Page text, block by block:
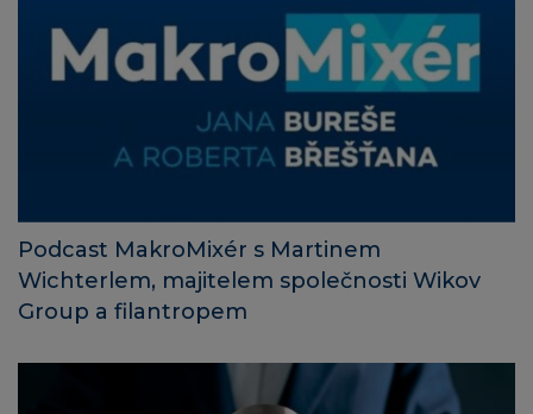
Podcast MakroMixér s Martinem
Wichterlem, majitelem společnosti Wikov
Group a filantropem